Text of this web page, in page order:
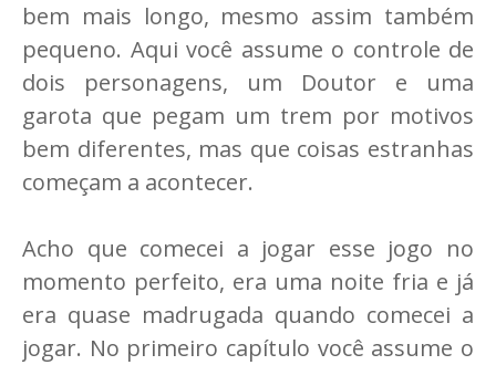
bem mais longo, mesmo assim também
pequeno. Aqui você assume o controle de
dois personagens, um Doutor e uma
garota que pegam um trem por motivos
bem diferentes, mas que coisas estranhas
começam a acontecer.
Acho que comecei a jogar esse jogo no
momento perfeito, era uma noite fria e já
era quase madrugada quando comecei a
jogar. No primeiro capítulo você assume o